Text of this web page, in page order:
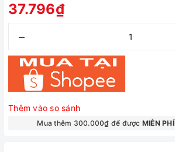
37.796₫
–
Thêm vào so sánh
Mua thêm 300.000₫ để được MIỄN